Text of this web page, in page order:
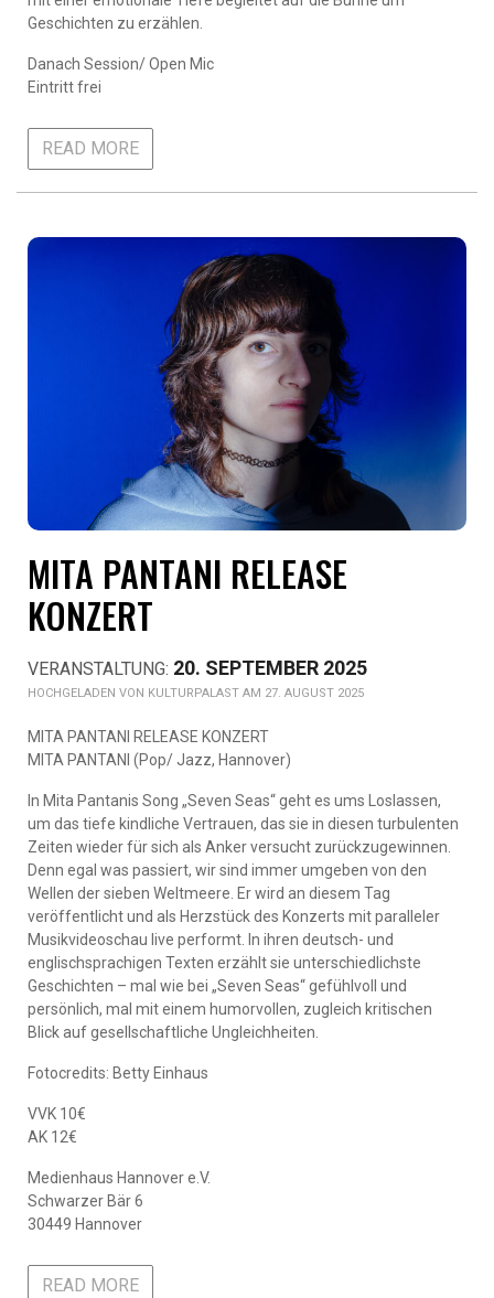
Geschichten zu erzählen.
Danach Session/ Open Mic
Eintritt frei
READ MORE
MITA PANTANI RELEASE
KONZERT
20. SEPTEMBER 2025
KULTURPALAST AM 27. AUGUST 2025
MITA PANTANI RELEASE KONZERT
MITA PANTANI (Pop/ Jazz, Hannover)
In Mita Pantanis Song „Seven Seas“ geht es ums Loslassen,
um das tiefe kindliche Vertrauen, das sie in diesen turbulenten
Zeiten wieder für sich als Anker versucht zurückzugewinnen.
Denn egal was passiert, wir sind immer umgeben von den
Wellen der sieben Weltmeere. Er wird an diesem Tag
veröffentlicht und als Herzstück des Konzerts mit paralleler
Musikvideoschau live performt. In ihren deutsch- und
englischsprachigen Texten erzählt sie unterschiedlichste
Geschichten – mal wie bei „Seven Seas“ gefühlvoll und
persönlich, mal mit einem humorvollen, zugleich kritischen
Blick auf gesellschaftliche Ungleichheiten.
Fotocredits: Betty Einhaus
VVK 10€
AK 12€
Medienhaus Hannover e.V.
Schwarzer Bär 6
30449 Hannover
READ MORE